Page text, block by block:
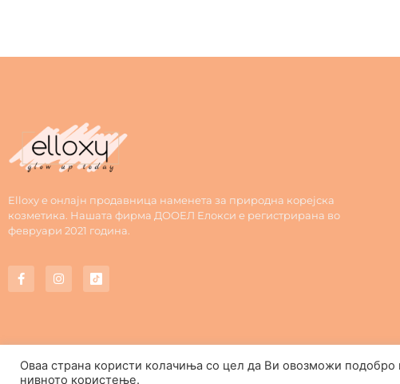
Elloxy е онлајн продавница наменета за природна корејска
козметика. Нашата фирма ДООЕЛ Елокси е регистрирана во
февруари 2021 година.
Elloxy
Оваа страна користи колачиња со цел да Ви овозможи
нивното користење.